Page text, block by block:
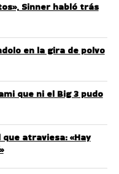
Sinner habló trás
en la gira de polvo
que ni el Big 3 pudo
atraviesa: «Hay